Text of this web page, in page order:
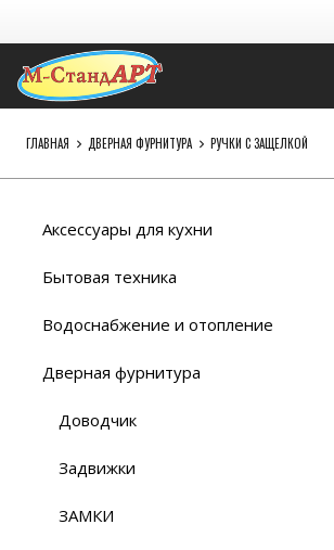
ГЛАВНАЯ ДВЕРНАЯ ФУРНИТУРА РУЧКИ С ЗАЩЕЛКОЙ
Аксессуары для кухни
Бытовая техника
Водоснабжение и отопление
Дверная фурнитура
Доводчик
Задвижки
ЗАМКИ